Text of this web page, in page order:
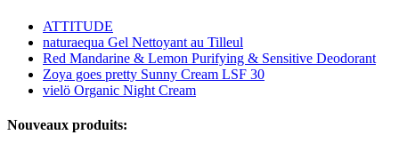
ATTITUDE
naturaequa Gel Nettoyant au Tilleul
Red Mandarine & Lemon Purifying & Sensitive Deodorant
Zoya goes pretty Sunny Cream LSF 30
vielö Organic Night Cream
Nouveaux produits: